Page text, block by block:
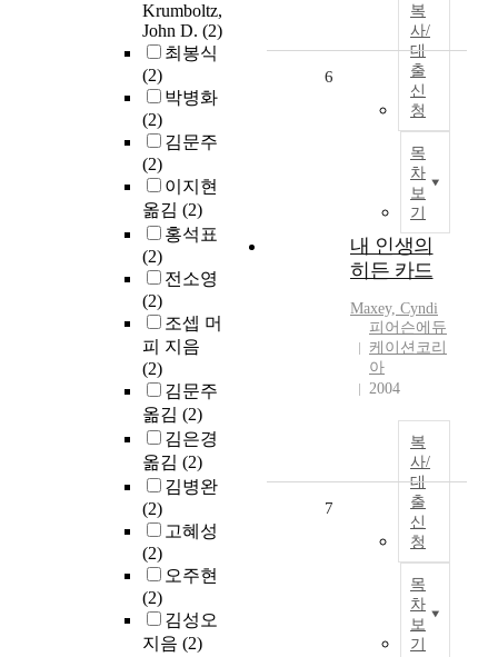
Krumboltz,
John D. (2)
최봉식
(2)
박병화
(2)
김문주
(2)
이지현
옮김 (2)
홍석표
(2)
전소영
(2)
조셉 머
피 지음
(2)
김문주
옮김 (2)
김은경
옮김 (2)
김병완
(2)
고혜성
(2)
오주현
(2)
김성오
지음 (2)
복
사/
대
출
신
청
목
차
보
기
6
내 인생의
히든 카드
Maxey, Cyndi
피어슨에듀
케이션코리
아
2004
복
사/
대
출
신
청
목
차
보
기
7